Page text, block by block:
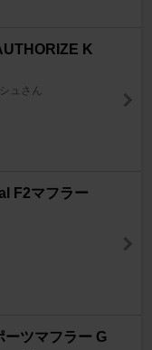
K
ュさん
F2マフラー
ーツマフラー G